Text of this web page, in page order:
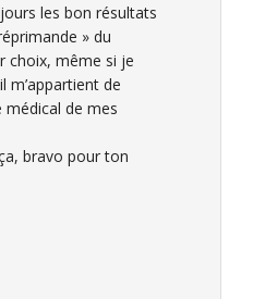
les bon résultats
» du
choix, même si je
m’appartient de
médical de mes
bravo pour ton